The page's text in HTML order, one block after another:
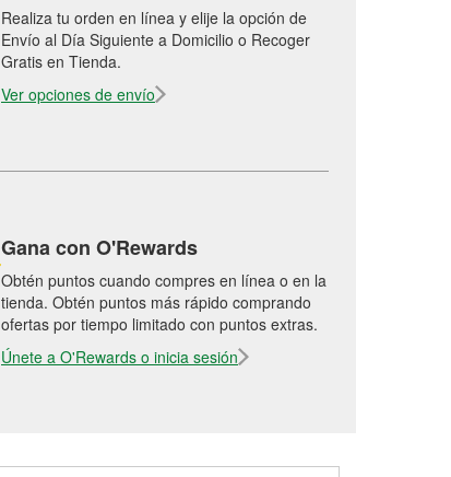
Realiza tu orden en línea y elije la opción de
Envío al Día Siguiente a Domicilio o Recoger
Gratis en Tienda.
Ver opciones de envío
Gana con O'Rewards
Obtén puntos cuando compres en línea o en la
tienda. Obtén puntos más rápido comprando
ofertas por tiempo limitado con puntos extras.
Únete a O'Rewards o inicia sesión